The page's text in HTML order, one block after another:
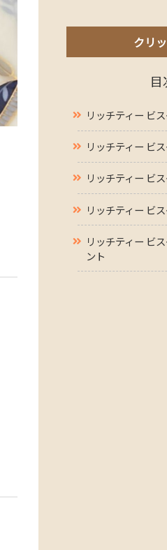
クリ
目
リッチティー ビ
リッチティー ビ
リッチティー ビ
リッチティー ビ
リッチティー ビ
ント